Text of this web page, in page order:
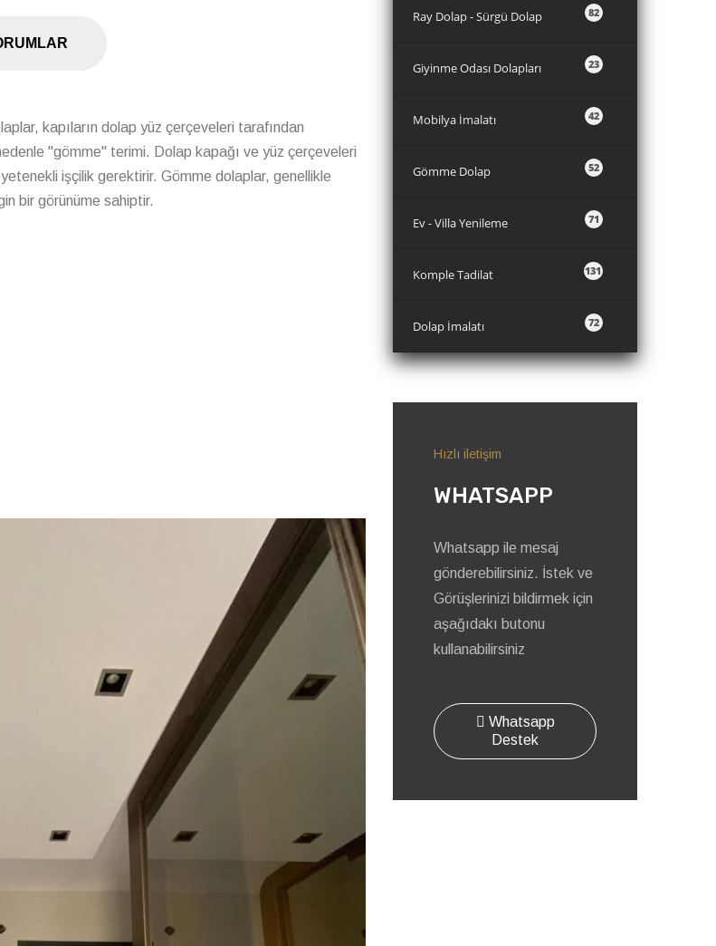
kapıların dolap yüz çerçeveleri tarafından
"gömme" terimi. Dolap kapağı ve yüz çerçeveleri
işçilik gerektirir. Gömme dolaplar, genellikle
bir görünüme sahiptir.
82
Ray Dolap - Sürgü Dolap
23
Giyinme Odası Dolapları
42
Mobilya İmalatı
52
Gömme Dolap
71
Ev - Villa Yenileme
131
Komple Tadilat
72
Dolap İmalatı
Hızlı iletişim
WHATSAPP
Whatsapp ile mesaj
gönderebilirsiniz. İstek ve
Görüşlerinizi bildirmek için
aşağıdakı butonu
kullanabilirsiniz
Whatsapp
Destek